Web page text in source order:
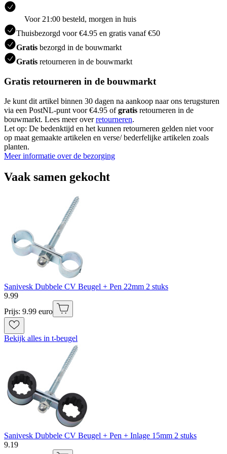
Voor 21:00 besteld, morgen in huis
Thuisbezorgd voor €4.95 en gratis vanaf €50
Gratis bezorgd in de bouwmarkt
Gratis retourneren in de bouwmarkt
Gratis retourneren in de bouwmarkt
Je kunt dit artikel binnen 30 dagen na aankoop naar ons terugsturen
via een PostNL-punt voor €4.95 ofgratis retourneren in de
bouwmarkt. Lees meer overretourneren.
Let op: De bedenktijd en het kunnen retourneren gelden niet voor
op maat gemaakte artikelen en verse/ bederfelijke artikelen zoals
planten.
Meer informatie over de bezorging
Vaak samen gekocht
Sanivesk Dubbele CV Beugel + Pen 22mm 2 stuks
9.99
Prijs: 9.99 euro
Bekijk alles in t-beugel
Sanivesk Dubbele CV Beugel + Pen + Inlage 15mm 2 stuks
9.19